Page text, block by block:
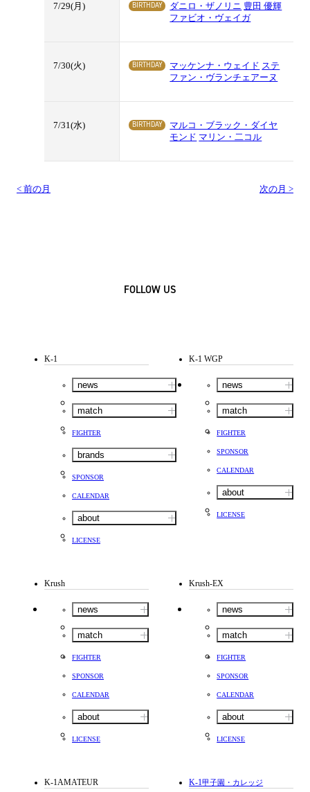
7/29(月) BIRTHDAY ダニロ・ザノリニ 豊田 優輝
ファビオ・ヴェイガ
7/30(火) BIRTHDAY マッケンナ・ウェイド ステ
ファン・ヴランチェアーヌ
7/31(水) BIRTHDAY
マルコ・ブラック・ダイヤ
モンド マリン・二コル
< 前の月 次の月 >
FOLLOW US
K-1
news
match
FIGHTER
brands
SPONSOR
CALENDAR
about
LICENSE
K-1 WGP
news
match
FIGHTER
SPONSOR
CALENDAR
about
LICENSE
Krush
news
match
FIGHTER
SPONSOR
CALENDAR
about
LICENSE
Krush-EX
news
match
FIGHTER
SPONSOR
CALENDAR
about
LICENSE
K-1AMATEUR K-1甲子園・カレッジ